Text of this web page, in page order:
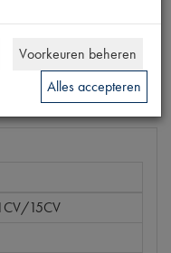
15CV
Voorkeuren beheren
Alles accepteren